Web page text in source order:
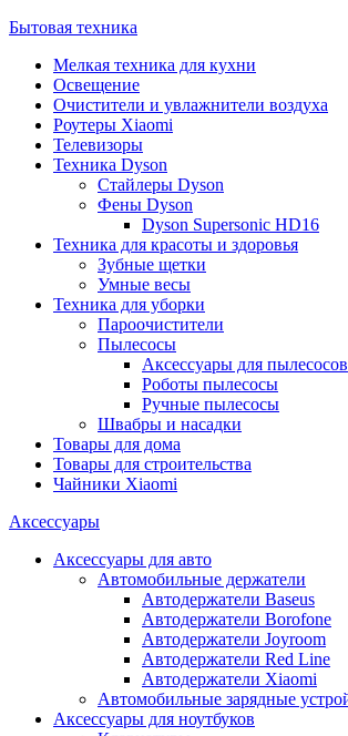
Бытовая техника
Мелкая техника для кухни
Освещение
Очистители и увлажнители воздуха
Роутеры Xiaomi
Телевизоры
Техника Dyson
Стайлеры Dyson
Фены Dyson
Dyson Supersonic HD16
Техника для красоты и здоровья
Зубные щетки
Умные весы
Техника для уборки
Пароочистители
Пылесосы
Аксессуары для пылесосов
Роботы пылесосы
Ручные пылесосы
Швабры и насадки
Товары для дома
Товары для строительства
Чайники Xiaomi
Аксессуары
Аксессуары для авто
Автомобильные держатели
Автодержатели Baseus
Автодержатели Borofone
Автодержатели Joyroom
Автодержатели Red Line
Автодержатели Xiaomi
Автомобильные зарядные
Аксессуары для ноутбуков